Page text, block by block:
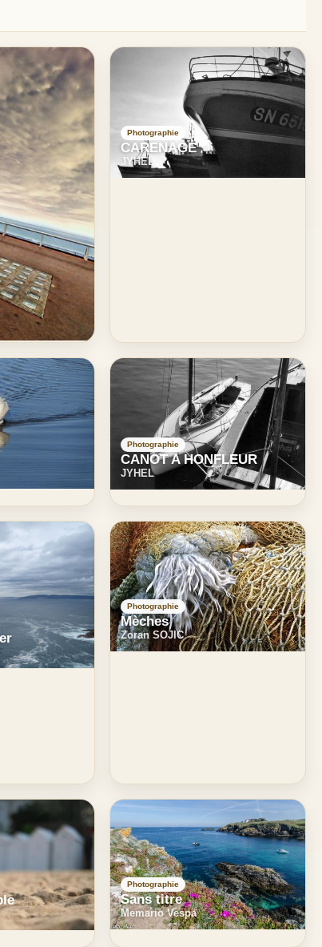
Photographie
CARENAGE
JYHEL
Photographie
CANOT A HONFLEUR
JYHEL
Photographie
Mèches
Zoran SOJIC
Photographie
Sans titre
Memario Vespa